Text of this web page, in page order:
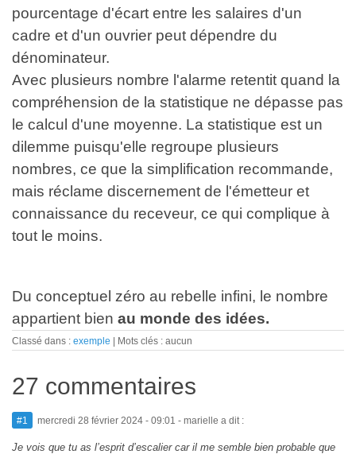
pourcentage d'écart entre les salaires d'un
cadre et d'un ouvrier peut dépendre du
dénominateur.
Avec plusieurs nombre l'alarme retentit quand la
compréhension de la statistique ne dépasse pas
le calcul d'une moyenne. La statistique est un
dilemme puisqu'elle regroupe plusieurs
nombres, ce que la simplification recommande,
mais réclame discernement de l'émetteur et
connaissance du receveur, ce qui complique à
tout le moins.
Du conceptuel zéro au rebelle infini, le nombre
appartient bien au monde des idées.
Classé dans : exemple Mots clés : aucun
27 commentaires
#1 mercredi 28 février 2024 - 09:01 - marielle a dit :
Je vois que tu as l’esprit d’escalier car il me semble bien probable que